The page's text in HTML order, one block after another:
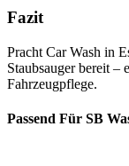
Fazit
Pracht Car Wash in
Staubsauger bereit –
Fahrzeugpflege.
Passend Für SB